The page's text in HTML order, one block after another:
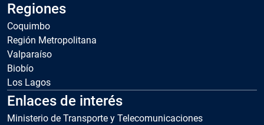
Regiones
Coquimbo
Región Metropolitana
Valparaíso
Biobío
Los Lagos
Enlaces de interés
Ministerio de Transporte y Telecomunicaciones